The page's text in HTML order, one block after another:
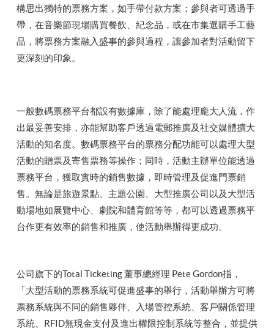
構思出獨特的票務方案，如手帶付款方案；參與者可透過手
帶，在音樂節現場購買餐飲、紀念品，或在市集選購手工藝
品，將票務方案融入盛事的參與過程，讓參加者對活動留下
更深刻的印象。
一般數碼票務平台都設有數據庫，除了能處理龐大人流，作
出最妥善安排，亦能幫助客戶透過電郵推廣及社交媒體擴大
活動的知名度。數碼票務平台的票務分配功能可以處理大型
活動的贈票及寄售票務等操作；同時，活動主辦單位能透過
票務平台，獲取實時的銷售數據，即時管理及促進門票銷
售。無論是旅遊景點、主題公園、大型推廣公司以及大型活
動場地如展覽中心、劇院和體育館等等，都可以透過票務平
台作更有效率的銷售和推廣，使活動舉辦得更成功。
公司旗下的Total Ticketing 董事總經理 Pete Gordon指，
「大型活動的票務系統可促進盛事的舉行，活動舉辦方可將
票務系統與不同的銷售夥伴、入場管控系統、客戶關係管理
系統、RFID無現金支付及進出權限控制系統等整合，並提供